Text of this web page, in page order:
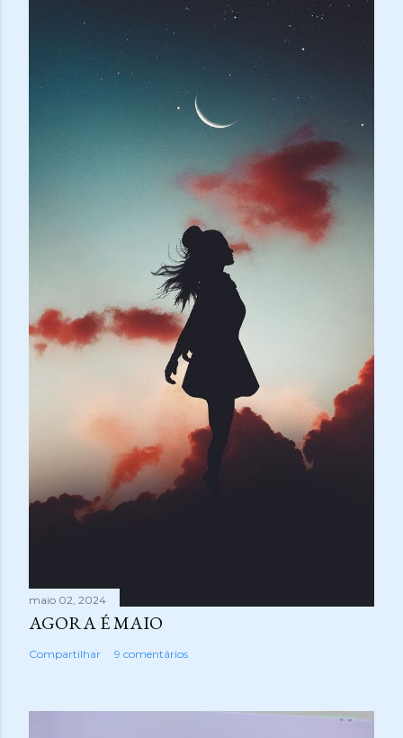
maio 02, 2024
AGORA É MAIO
Compartilhar 9 comentários